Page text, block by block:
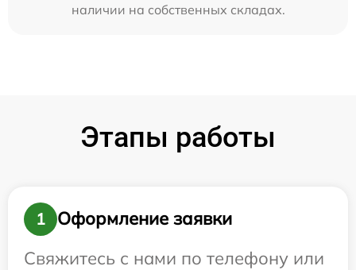
наличии на собственных складах.
Этапы работы
1
Оформление заявки
Свяжитесь с нами по телефону или